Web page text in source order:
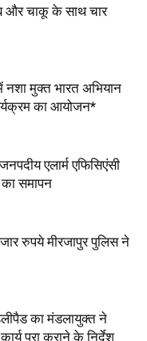
और चाकू के साथ चार
नशा मुक्त भारत अभियान
का आयोजन*
एलार्म एफिसिएंसी
का समापन
रुपये मीरजापुर पुलिस ने
का मंडलायुक्त ने
पूरा कराने के निर्देश